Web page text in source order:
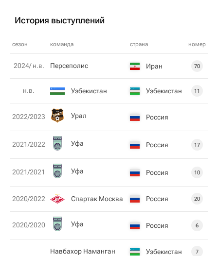
История выступлений
сезон команда страна номер
2024/ н.в. Персеполис Иран 70
н.в. Узбекистан Узбекистан 11
2022/2023 Урал Россия
2021/2022 Уфа Россия 17
2021/2021 Уфа Россия 10
2020/2022 Спартак Москва Россия 20
2020/2020 Уфа Россия 6
Навбахор Наманган Узбекистан 7